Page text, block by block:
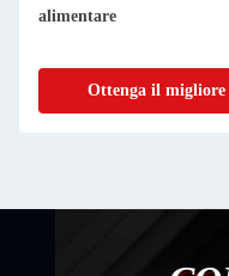
alimentare
Ottenga il migliore